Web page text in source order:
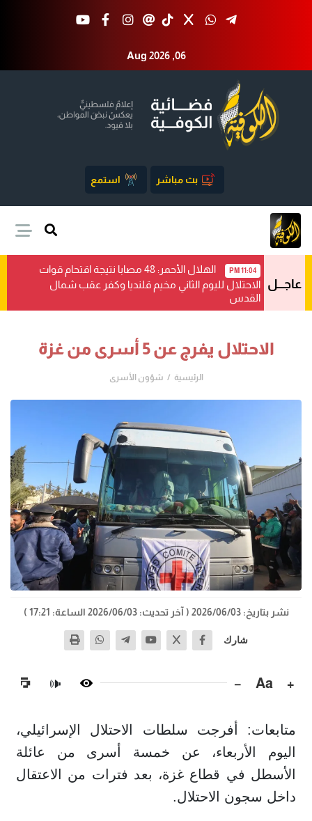
Aug 2026 ,06
بث مباشر استمع
عاجـــل
11:04 PM
الهلال الأحمر: 48 مصابا نتيجة اقتحام قوات
الاحتلال لليوم الثاني مخيم قلنديا وكفر عقب شمال
القدس
الاحتلال يفرج عن 5 أسرى من غزة
الرئيسية شؤون الأسرى
نشر بتاريخ: 2026/06/03 ( آخر تحديث: 2026/06/03 الساعة: 17:21 )
شارك
+
Aa
−
🔊
متابعات: أفرجت سلطات الاحتلال الإسرائيلي،
اليوم الأربعاء، عن خمسة أسرى من عائلة
الأسطل في قطاع غزة، بعد فترات من الاعتقال
داخل سجون الاحتلال.